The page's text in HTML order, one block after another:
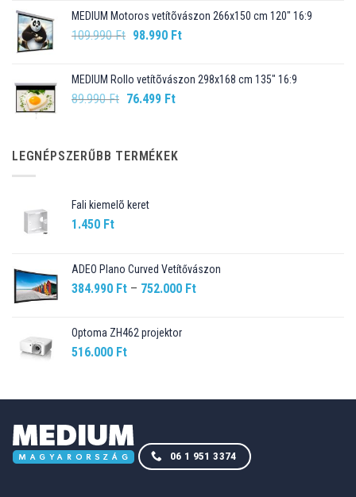
99.990 Ft.89.990 Ft.
MEDIUM Motoros vetítõvászon 266x150 cm 120" 16:9
109.990Ft Original
109.990 Ft.
98.990 FtCurrent
98.990 Ft.
MEDIUM Rollo vetítõvászon 298x168 cm 135" 16:9
89.990Ft Original
89.990 Ft.
76.499 FtCurrent
76.499 Ft.
LEGNÉPSZERŰBB TERMÉKEK
Fali kiemelõ keret
1.450 Ft
ADEO Plano Curved Vetítővászon
384.990 Ft – 752.000 FtÁrtartomány:
Optoma ZH462 projektor
516.000 Ft
06 1 951 3374